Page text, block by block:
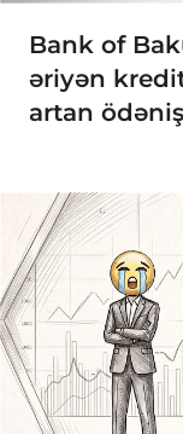
Bank of
əriyən
artan